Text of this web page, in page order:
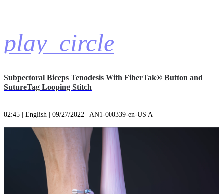
play_circle
Subpectoral Biceps Tenodesis With FiberTak® Button and
SutureTag Looping Stitch
02:45 | English | 09/27/2022 | AN1-000339-en-US A